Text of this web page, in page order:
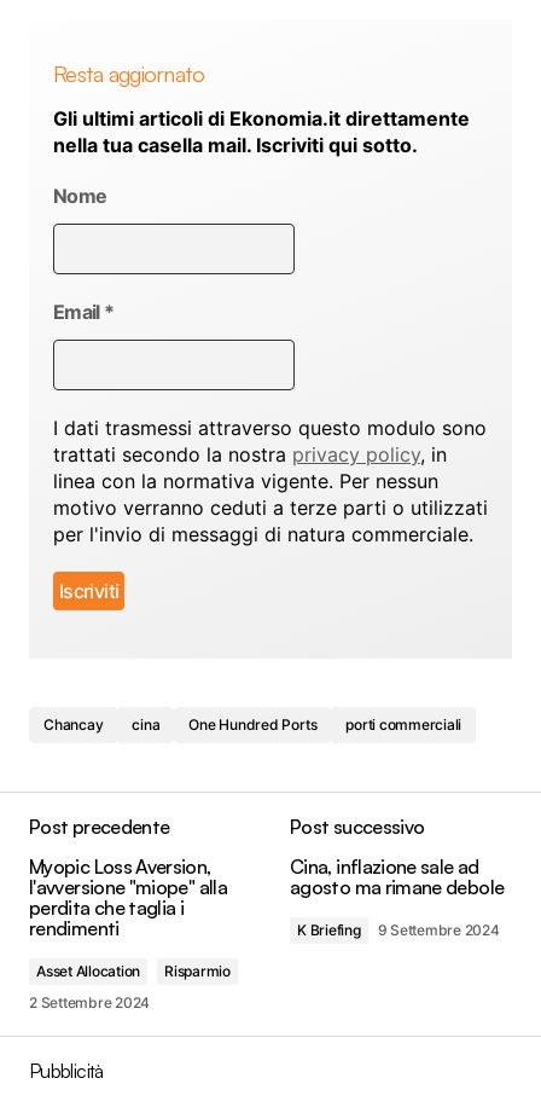
Resta aggiornato
Gli ultimi articoli di Ekonomia.it direttamente
nella tua casella mail. Iscriviti qui sotto.
Nome
Email *
I dati trasmessi attraverso questo modulo sono
trattati secondo la nostra privacy policy, in
linea con la normativa vigente. Per nessun
motivo verranno ceduti a terze parti o utilizzati
per l'invio di messaggi di natura commerciale.
Chancay cina One Hundred Ports porti commerciali
Post precedente
Myopic Loss Aversion,
l'avversione "miope" alla
perdita che taglia i
rendimenti
Asset Allocation
Risparmio
2 Settembre 2024
Post successivo
Cina, inflazione sale ad
agosto ma rimane debole
K Briefing 9 Settembre 2024
Pubblicità